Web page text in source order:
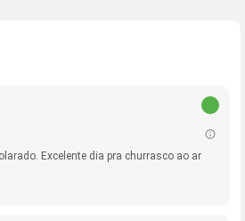
Excelente dia pra churrasco ao ar